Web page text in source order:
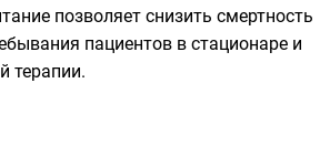
позволяет снизить смертность
пациентов в стационаре и
терапии.